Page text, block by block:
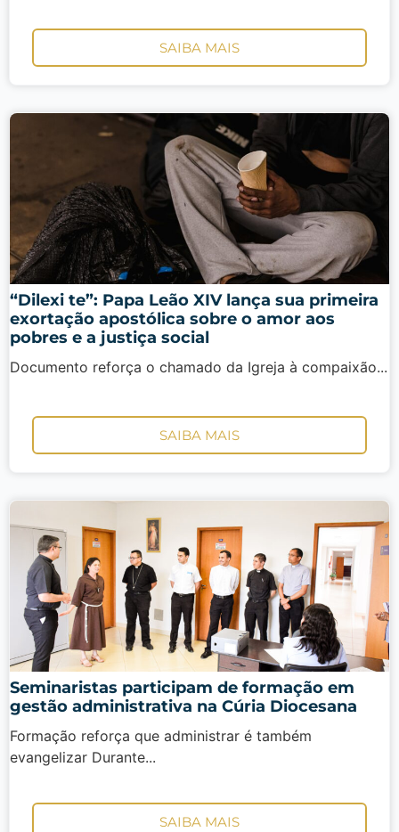
SAIBA MAIS
“Dilexi te”: Papa Leão XIV lança sua primeira
exortação apostólica sobre o amor aos
pobres e a justiça social
Documento reforça o chamado da Igreja à compaixão...
SAIBA MAIS
Seminaristas participam de formação em
gestão administrativa na Cúria Diocesana
Formação reforça que administrar é também
evangelizar Durante...
SAIBA MAIS